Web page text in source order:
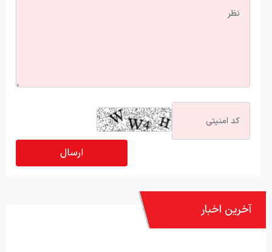
آخرین اخبار